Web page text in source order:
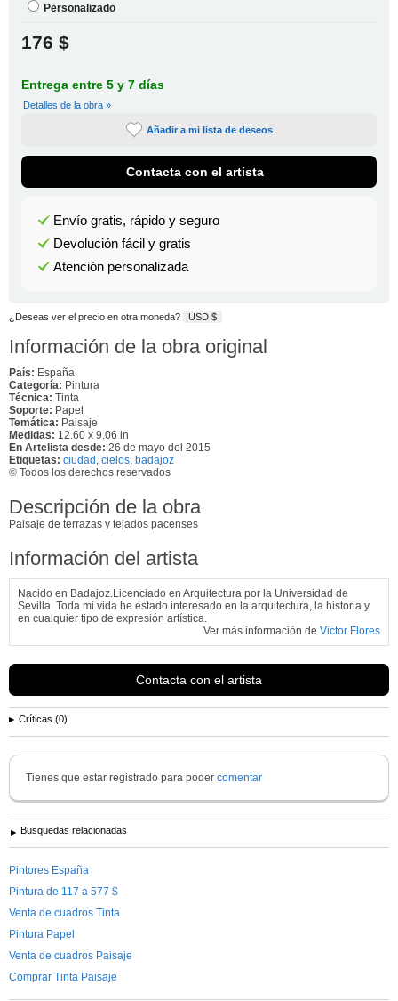
Personalizado
176 $
Entrega entre 5 y 7 días
Detalles de la obra »
Añadir a mi lista de deseos
Contacta con el artista
Envío gratis, rápido y seguro
Devolución fácil y gratis
Atención personalizada
¿Deseas ver el precio en otra moneda? USD $
Información de la obra original
País: España
Categoría: Pintura
Técnica: Tinta
Soporte: Papel
Temática: Paisaje
Medidas: 12.60 x 9.06 in
En Artelista desde: 26 de mayo del 2015
Etiquetas: ciudad , cielos, badajoz
© Todos los derechos reservados
Descripción de la obra
Paisaje de terrazas y tejados pacenses
Información del artista
Nacido en Badajoz.Licenciado en Arquitectura por la Universidad de
Sevilla. Toda mi vida he estado interesado en la arquitectura, la historia y
en cualquier tipo de expresión artística.
Ver más información de Victor Flores
Contacta con el artista
Críticas (0)
Tienes que estar registrado para poder comentar
Busquedas relacionadas
Pintores España
Pintura de 117 a 577 $
Venta de cuadros Tinta
Pintura Papel
Venta de cuadros Paisaje
Comprar Tinta Paisaje